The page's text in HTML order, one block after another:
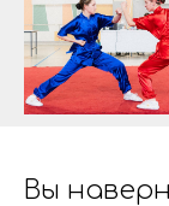
Вы